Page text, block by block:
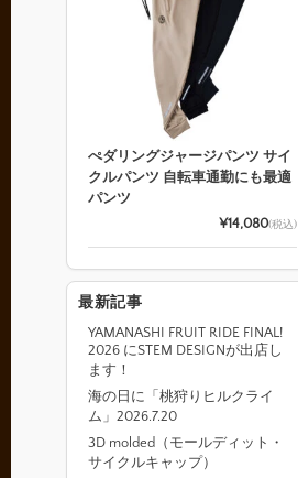
ぺダリングジャージパンツ サイ
クルパンツ 自転車通勤にも最適
パンツ
¥14,080(税込)
最新記事
YAMANASHI FRUIT RIDE FINAL!
2026 にSTEM DESIGNが出店し
ます！
海の日に「桃狩りヒルクライ
ム」2026.7.20
3D molded（モールディット・
サイクルキャップ）